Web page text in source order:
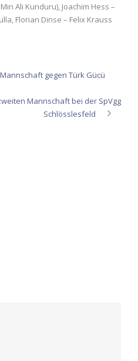
Ali Kunduru), Joachim Hess –
Florian Dinse – Felix Krauss
gegen Türk Gücü
Mannschaft bei der SpVgg
Schlösslesfeld